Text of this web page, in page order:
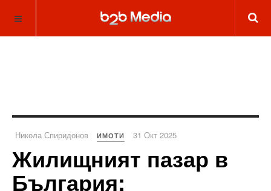
Никола Спиридонов ИМОТИ 31 Окт 2025
Жилищният пазар в
България: